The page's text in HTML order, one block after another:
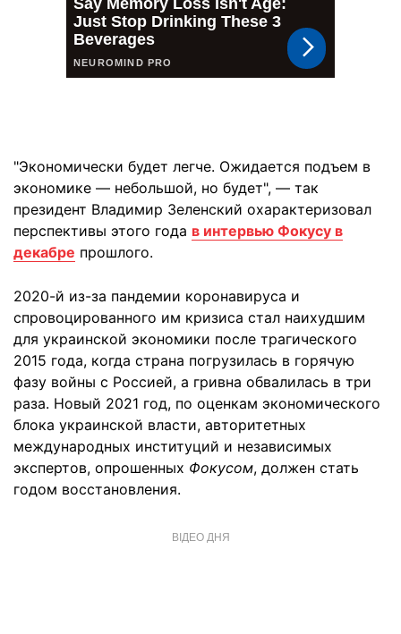
"Экономически будет легче. Ожидается подъем в
экономике — небольшой, но будет", — так
президент Владимир Зеленский охарактеризовал
перспективы этого года в интервью Фокусу в
декабре прошлого.
2020-й из-за пандемии коронавируса и
спровоцированного им кризиса стал наихудшим
для украинской экономики после трагического
2015 года, когда страна погрузилась в горячую
фазу войны с Россией, а гривна обвалилась в три
раза. Новый 2021 год, по оценкам экономического
блока украинской власти, авторитетных
международных институций и независимых
экспертов, опрошенных Фокусом, должен стать
годом восстановления.
ВІДЕО ДНЯ